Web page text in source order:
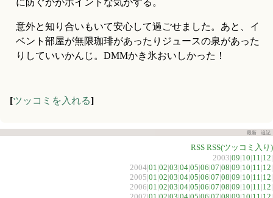
意外と知り合いもいて安心して過ごせました。あと、イ
ベント部屋が無限珈琲があったりジュースの泉があった
りしていいかんじ。DMMかき氷おいしかった！
[ツッコミを入れる]
最新 追記
RSS RSS(ツッコミ入り)
2003|09|10|11 |12|
2004|01 |02|03|04|05|06|07|08|09|10|11 |12|
2005|01 |02|03|04|05|06|07|08|09|10|11 |12|
2006|01 |02|03|04|05|06|07|08|09|10|11 |12|